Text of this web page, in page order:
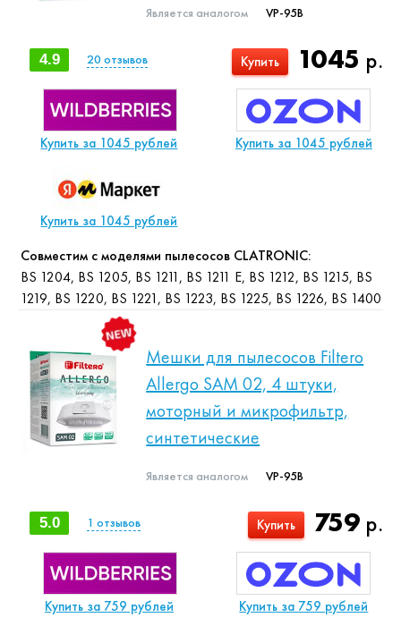
Является аналогом VP-95B
1045 р.
Купить
4.9 20 отзывов
Купить за 1045 рублей Купить за 1045 рублей
Купить за 1045 рублей
Совместим с моделями пылесосов CLATRONIC:
BS 1204, BS 1205, BS 1211, BS 1211 E, BS 1212, BS 1215, BS
1219, BS 1220, BS 1221, BS 1223, BS 1225, BS 1226, BS 1400
Мешки для пылесосов Filtero
Allergo SAM 02, 4 штуки,
моторный и микрофильтр,
синтетические
Является аналогом VP-95B
759 р.
Купить
5.0 1 отзывов
Купить за 759 рублей Купить за 759 рублей